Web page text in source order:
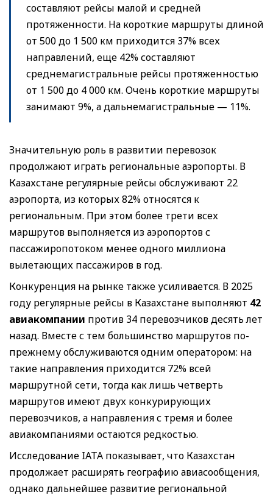
составляют рейсы малой и средней
протяженности. На короткие маршруты длиной
от 500 до 1 500 км приходится 37% всех
направлений, еще 42% составляют
среднемагистральные рейсы протяженностью
от 1 500 до 4 000 км. Очень короткие маршруты
занимают 9%, а дальнемагистральные — 11%.
Значительную роль в развитии перевозок
продолжают играть региональные аэропорты. В
Казахстане регулярные рейсы обслуживают 22
аэропорта, из которых 82% относятся к
региональным. При этом более трети всех
маршрутов выполняется из аэропортов с
пассажиропотоком менее одного миллиона
вылетающих пассажиров в год.
Конкуренция на рынке также усиливается. В 2025
году регулярные рейсы в Казахстане выполняют 42
авиакомпании против 34 перевозчиков десять лет
назад. Вместе с тем большинство маршрутов по-
прежнему обслуживаются одним оператором: на
такие направления приходится 72% всей
маршрутной сети, тогда как лишь четверть
маршрутов имеют двух конкурирующих
перевозчиков, а направления с тремя и более
авиакомпаниями остаются редкостью.
Исследование IATA показывает, что Казахстан
продолжает расширять географию авиасообщения,
однако дальнейшее развитие региональной